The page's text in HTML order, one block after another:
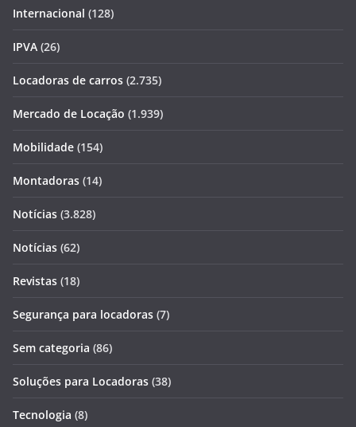
Internacional (128)
IPVA (26)
Locadoras de carros (2.735)
Mercado de Locação (1.939)
Mobilidade (154)
Montadoras (14)
Notícias (3.828)
Notícias (62)
Revistas (18)
Segurança para locadoras (7)
Sem categoria (86)
Soluções para Locadoras (38)
Tecnologia (8)